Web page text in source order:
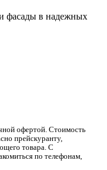
фасады в надежных
офертой. Стоимость
прейскуранту,
товара. С
по телефонам,